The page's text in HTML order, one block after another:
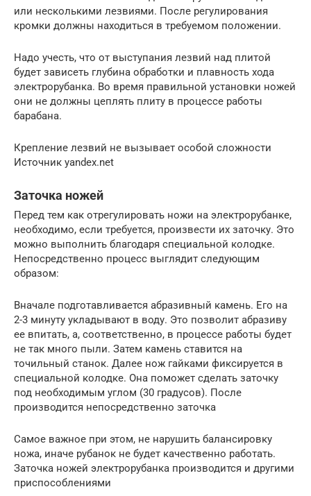
или несколькими лезвиями. После регулирования
кромки должны находиться в требуемом положении.
Надо учесть, что от выступания лезвий над плитой
будет зависеть глубина обработки и плавность хода
электрорубанка. Во время правильной установки ножей
они не должны цеплять плиту в процессе работы
барабана.
Крепление лезвий не вызывает особой сложности
Источник yandex.net
Заточка ножей
Перед тем как отрегулировать ножи на электрорубанке,
необходимо, если требуется, произвести их заточку. Это
можно выполнить благодаря специальной колодке.
Непосредственно процесс выглядит следующим
образом:
Вначале подготавливается абразивный камень. Его на
2-3 минуту укладывают в воду. Это позволит абразиву
ее впитать, а, соответственно, в процессе работы будет
не так много пыли. Затем камень ставится на
точильный станок. Далее нож гайками фиксируется в
специальной колодке. Она поможет сделать заточку
под необходимым углом (30 градусов). После
производится непосредственно заточка
Самое важное при этом, не нарушить балансировку
ножа, иначе рубанок не будет качественно работать.
Заточка ножей электрорубанка производится и другими
приспособлениями